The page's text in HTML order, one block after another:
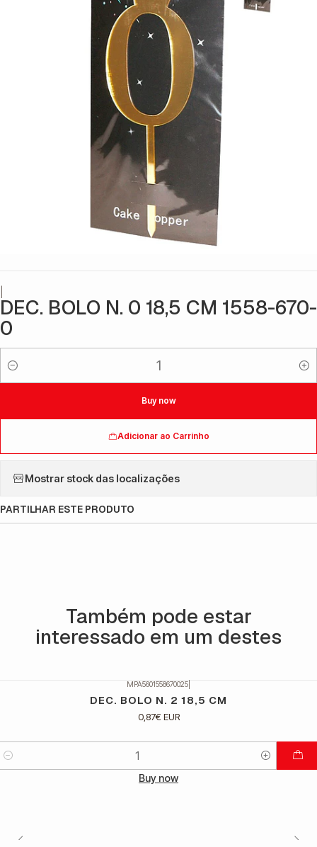
DEC. BOLO N. 0 18,5 CM 1558-670-
0
Quantidade
Adicionar ao Carrinho
Buy now
Mostrar stock das localizações
PARTILHAR ESTE PRODUTO
Também pode estar
interessado em um destes
MPA5601558670025
DEC. BOLO N. 2 18,5 CM
0,87€ EUR
Buy now